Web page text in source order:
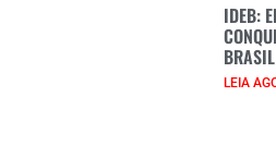
IDEB:
LEIA